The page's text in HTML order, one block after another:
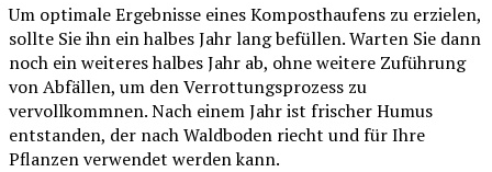
Um optimale Ergebnisse eines Komposthaufens zu erzielen,
sollte Sie ihn ein halbes Jahr lang befüllen. Warten Sie dann
noch ein weiteres halbes Jahr ab, ohne weitere Zuführung
von Abfällen, um den Verrottungsprozess zu
vervollkommnen. Nach einem Jahr ist frischer Humus
entstanden, der nach Waldboden riecht und für Ihre
Pflanzen verwendet werden kann.